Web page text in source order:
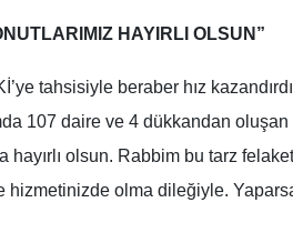
HAYIRLI OLSUN”
tahsisiyle beraber hız
107 daire ve 4 dükkandan
hayırlı olsun. Rabbim bu tarz
hizmetinizde olma dileğiyle.